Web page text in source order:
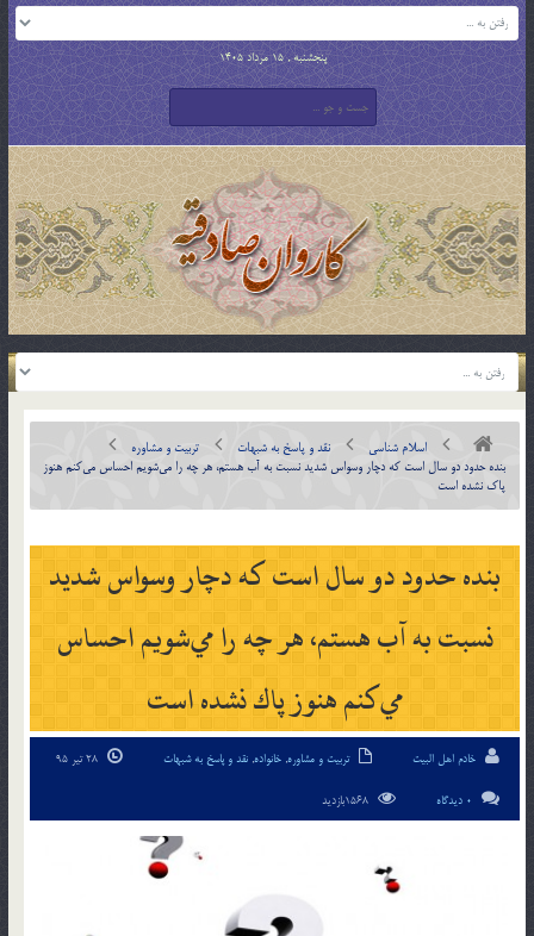
پنجشنبه , 15 مرداد 1405
اسلام شناسی نقد و پاسخ به شبهات
تربیت و مشاوره
بنده حدود دو سال است كه دچار وسواس شديد نسبت به آب هستم، هر چه را مي‌شويم احساس مي‌كنم هنوز
پاك نشده است
بنده حدود دو سال است كه دچار وسواس شديد
نسبت به آب هستم، هر چه را مي‌شويم احساس
مي‌كنم هنوز پاك نشده است
خادم اهل البیت تربیت و مشاوره, خانواده, نقد و پاسخ به شبهات
0 دیدگاه